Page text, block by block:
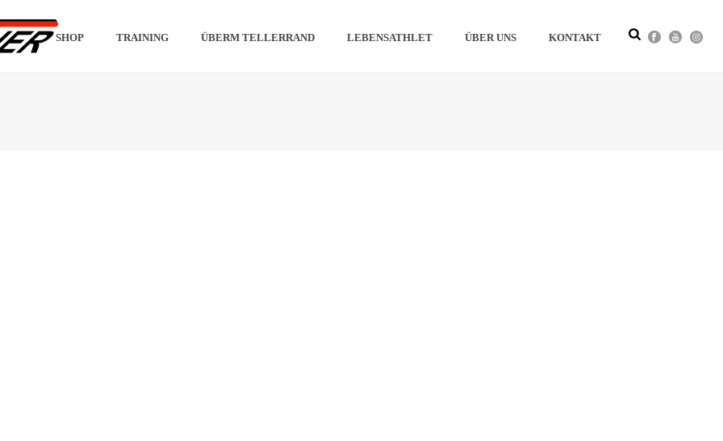
SHOP TRAINING ÜBERM TELLERRAND LEBENSATHLET ÜBER UNS KONTAKT